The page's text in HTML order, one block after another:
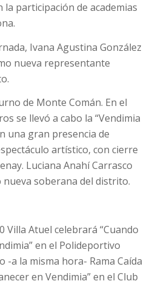
la participación de academias
Ivana Agustina González
nueva representante
de Monte Comán. En el
se llevó a cabo la “Vendimia
una gran presencia de
artístico, con cierre
Luciana Anahí Carrasco
soberana del distrito.
Villa Atuel celebrará “Cuando
en el Polideportivo
-a la misma hora- Rama Caída
en Vendimia” en el Club